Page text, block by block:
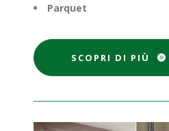
Parquet
SCOPRI DI PIÙ